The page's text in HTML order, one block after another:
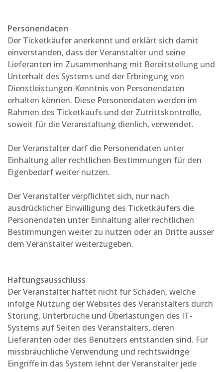
Personendaten
Der Ticketkäufer anerkennt und erklärt sich damit
einverstanden, dass der Veranstalter und seine
Lieferanten im Zusammenhang mit Bereitstellung und
Unterhalt des Systems und der Erbringung von
Dienstleistungen Kenntnis von Personendaten
erhalten können. Diese Personendaten werden im
Rahmen des Ticketkaufs und der Zutrittskontrolle,
soweit für die Veranstaltung dienlich, verwendet.
Der Veranstalter darf die Personendaten unter
Einhaltung aller rechtlichen Bestimmungen für den
Eigenbedarf weiter nutzen.
Der Veranstalter verpflichtet sich, nur nach
ausdrücklicher Einwilligung des Ticketkäufers die
Personendaten unter Einhaltung aller rechtlichen
Bestimmungen weiter zu nutzen oder an Dritte ausser
dem Veranstalter weiterzugeben.
Haftungsausschluss
Der Veranstalter haftet nicht für Schäden, welche
infolge Nutzung der Websites des Veranstalters durch
Störung, Unterbrüche und Überlastungen des IT-
Systems auf Seiten des Veranstalters, deren
Lieferanten oder des Benutzers entstanden sind. Für
missbräuchliche Verwendung und rechtswidrige
Eingriffe in das System lehnt der Veranstalter jede